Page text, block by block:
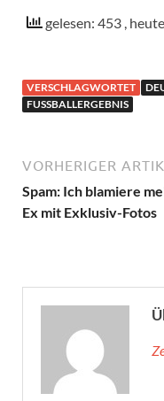
gelesen: 453 ,
VERSCHLAGWORTET
FUSSBALLERGEBNIS
VORHERIGER
Spam: Ich blamiere
Ex mit Exklusiv-Fotos